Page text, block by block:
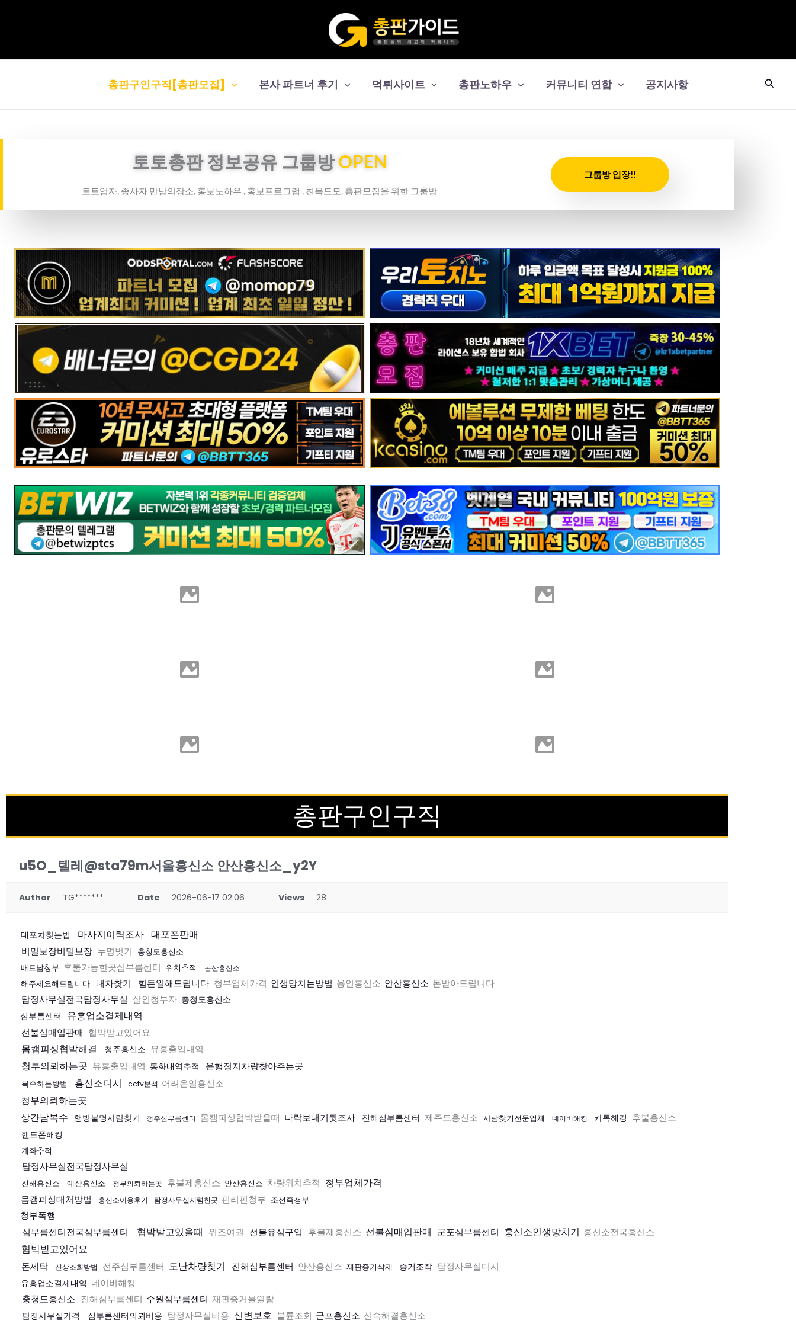
총판구인구직[총판모집] 본사 파트너 후기 먹튀사이트 총판노하우 커뮤니티 연합 공지사항
검
토토총판 정보공유 그룹방OPEN
토토업자, 종사자 만남의장소, 홍보노하우 , 홍보프로그램 , 친목도모, 총판모집을 위한 그룹방
그룹방 입장!!
총판구인구직
u5O_텔레@sta79m서울흥신소 안산흥신소_y2Y
Author TG******* Date 2026-06-17 02:06 Views 28
대포차찾는법 마사지이력조사 대포폰판매
비밀보장비밀보장 누명벗기 충청도흥신소
배트남청부 후불가능한곳심부름센터 위치추적 논산흥신소
해주세요해드립니다 내차찾기 힘든일해드립니다 청부업체가격 인생망치는방법 용인흥신소 안산흥신소 돈받아드립니다
탐정사무실전국탐정사무실 살인청부자 충청도흥신소
심부름센터 유흥업소결제내역
선불심매입판매 협박받고있어요
몸캠피싱협박해결 청주흥신소 유흥출입내역
청부의뢰하는곳 유흥출입내역 통화내역추적 운행정지차량찾아주는곳
복수하는방법 흥신소디시 cctv분석 어려운일흥신소
청부의뢰하는곳
상간남복수 행방불명사람찾기 청주심부름센터 몸캠피싱협박받을때 나락보내기뒷조사 진해심부름센터 제주도흥신소 사람찾기전문업체 네이버해킹 카톡해킹 후불흥신소
핸드폰해킹
계좌추적
탐정사무실전국탐정사무실
진해흥신소 예산흥신소 청부의뢰하는곳 후불제흥신소 안산흥신소 차량위치추적 청부업체가격
몸캠피싱대처방법 흥신소이용후기 탐정사무실저렴한곳 핀리핀청부 조선족청부
청부폭행
심부름센터전국심부름센터
협박받고있을때 위조여권 선불유심구입 후불제흥신소 선불심매입판매 군포심부름센터 흥신소인생망치기 흥신소전국흥신소
협박받고있어요
돈세탁 신상조회방법 전주심부름센터 도난차량찾기 진해심부름센터 안산흥신소 재판증거삭제 증거조작 탐정사무실디시
유흥업소결제내역 네이버해킹
충청도흥신소 진해심부름센터 수원심부름센터 재판증거물열람
탐정사무실가격 심부름센터의뢰비용 탐정사무실비용 신변보호 불륜조회 군포흥신소 신속해결흥신소